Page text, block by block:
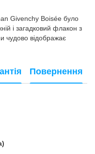
Givenchy Boisée було
і загадковий флакон з
чудово відображає
Повернення